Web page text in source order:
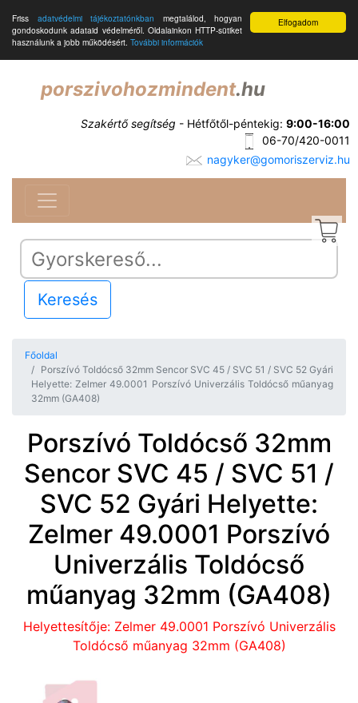
Elfogadom
Friss adatvédelmi tájékoztatónkban megtalálod, hogyan
gondoskodunk adataid védelméről. Oldalainkon HTTP-sütiket
használunk a jobb működésért. További információk
porszivohozmindent.hu
Szakértő segítség - Hétfőtől-péntekig: 9:00-16:00
06-70/420-0011
nagyker@gomoriszerviz.hu
Keresés
Főoldal
Porszívó Toldócső 32mm Sencor SVC 45 / SVC 51 / SVC 52 Gyári
Helyette: Zelmer 49.0001 Porszívó Univerzális Toldócső műanyag
32mm (GA408)
Porszívó Toldócső 32mm
Sencor SVC 45 / SVC 51 /
SVC 52 Gyári Helyette:
Zelmer 49.0001 Porszívó
Univerzális Toldócső
műanyag 32mm (GA408)
Helyettesítője: Zelmer 49.0001 Porszívó Univerzális
Toldócső műanyag 32mm (GA408)